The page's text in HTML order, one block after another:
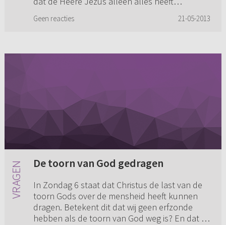
Geen reacties 21-05-2013
De toorn van God gedragen
In Zondag 6 staat dat Christus de last van de
toorn Gods over de mensheid heeft kunnen
dragen. Betekent dit dat wij geen erfzonde
hebben als de toorn van God weg is? En dat wij